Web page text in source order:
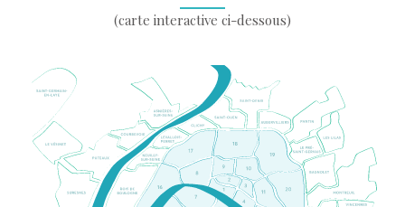
(carte interactive ci-dessous)